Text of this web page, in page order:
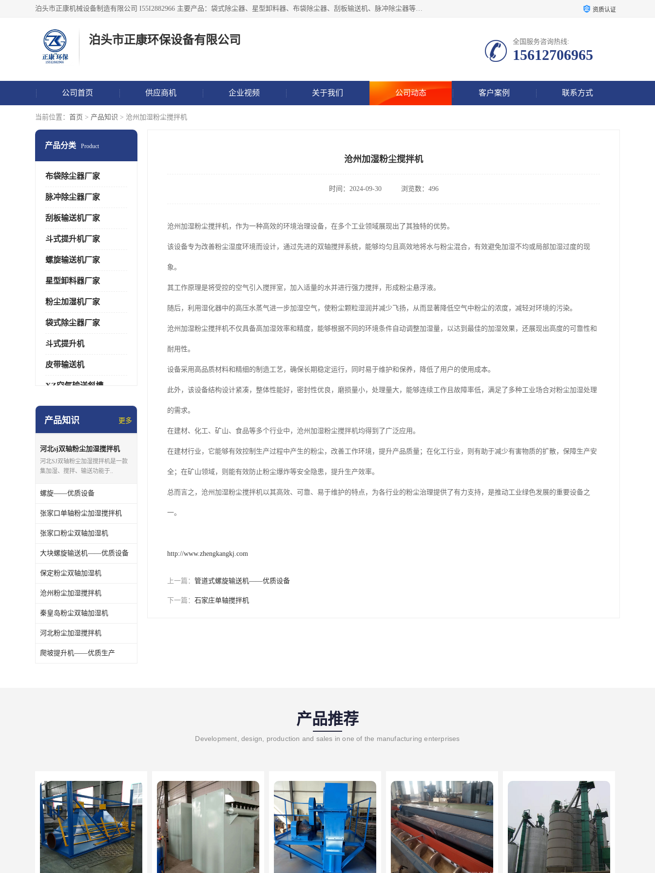
泊头市正康机械设备制造有限公司 I55I2882966 主要产品：袋式除尘器、星型卸料器、布袋除尘器、刮板输送机、脉冲除尘器等产品厂家。公司拥有研发人才和技术专员，有丰厚的物质资源和人力资源，公司结合客户现场使用要求采用计算机辅助制图，并根据客户的需求为之选型，提供有限的设计方案，以满足客户的使用需求。I56I27O6965 资质认证
泊头市正康环保设备有限公司 全国服务咨询热线:
15612706965
公司首页 供应商机 企业视频 关于我们 公司动态 客户案例 联系方式
当前位置： 首页 > 产品知识 > 沧州加湿粉尘搅拌机
产品分类 Product
布袋除尘器厂家
脉冲除尘器厂家
刮板输送机厂家
斗式提升机厂家
螺旋输送机厂家
星型卸料器厂家
粉尘加湿机厂家
袋式除尘器厂家
斗式提升机
皮带输送机
XZ空气输送斜槽
通风蝶阀/百叶阀
气旋混动喷淋塔
三通分料器
DS连续链斗输送机
产品知识 更多
河北sj双轴粉尘加湿搅拌机
河北SJ双轴粉尘加湿搅拌机是一款
集加湿、搅拌、输送功能于..
螺旋——优质设备
张家口单轴粉尘加湿搅拌机
张家口粉尘双轴加湿机
大块螺旋输送机——优质设备
保定粉尘双轴加湿机
沧州粉尘加湿搅拌机
秦皇岛粉尘双轴加湿机
河北粉尘加湿搅拌机
爬坡提升机——优质生产
沧州加湿粉尘搅拌机
时间：2024-09-30 浏览数：496
沧州加湿粉尘搅拌机，作为一种高效的环境治理设备，在多个工业领域展现出了其独特的优势。
该设备专为改善粉尘湿度环境而设计，通过先进的双轴搅拌系统，能够均匀且高效地将水与粉尘混合，有效避免加湿不均或局部加湿过度的现
象。
其工作原理是将受控的空气引入搅拌室，加入适量的水并进行强力搅拌，形成粉尘悬浮液。
随后，利用湿化器中的高压水蒸气进一步加湿空气，使粉尘颗粒湿润并减少飞扬，从而显著降低空气中粉尘的浓度，减轻对环境的污染。
沧州加湿粉尘搅拌机不仅具备高加湿效率和精度，能够根据不同的环境条件自动调整加湿量，以达到最佳的加湿效果，还展现出高度的可靠性和
耐用性。
设备采用高品质材料和精细的制造工艺，确保长期稳定运行，同时易于维护和保养，降低了用户的使用成本。
此外，该设备结构设计紧凑，整体性能好，密封性优良，磨损量小，处理量大，能够连续工作且故障率低，满足了多种工业场合对粉尘加湿处理
的需求。
在建材、化工、矿山、食品等多个行业中，沧州加湿粉尘搅拌机均得到了广泛应用。
在建材行业，它能够有效控制生产过程中产生的粉尘，改善工作环境，提升产品质量；在化工行业，则有助于减少有害物质的扩散，保障生产安
全；在矿山领域，则能有效防止粉尘爆炸等安全隐患，提升生产效率。
总而言之，沧州加湿粉尘搅拌机以其高效、可靠、易于维护的特点，为各行业的粉尘治理提供了有力支持，是推动工业绿色发展的重要设备之
一。
http://www.zhengkangkj.com
上一篇： 管道式螺旋输送机——优质设备
下一篇： 石家庄单轴搅拌机
产品推荐
Development, design, production and sales in one of the manufacturing enterprises